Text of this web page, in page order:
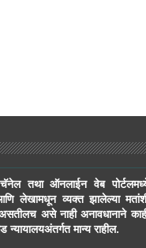
तथा ऑनलाईन वेब
लेखामधून व्यक्त झालेल्या
असे नाही अनावधानाने
न्यायालयअंतर्गत मान्य राहील.